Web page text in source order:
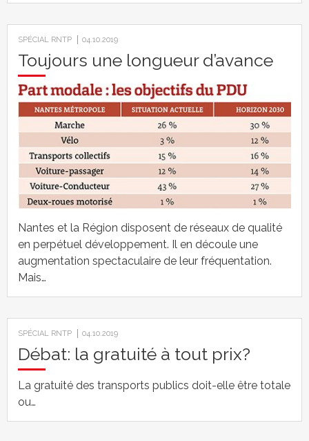
SPÉCIAL RNTP 04.10.2019
Toujours une longueur d’avance
Nantes et la Région disposent de réseaux de qualité
en perpétuel développement. Il en découle une
augmentation spectaculaire de leur fréquentation.
Mais…
SPÉCIAL RNTP 04.10.2019
Débat: la gratuité à tout prix?
La gratuité des transports publics doit-elle être totale
ou…